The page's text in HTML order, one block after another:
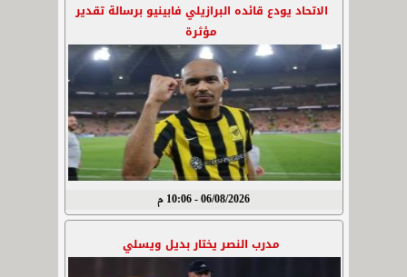
الاتحاد يودع قائده البرازيلي فابينيو برسالة تقدير
مؤثرة
06/08/2026 - 10:06 م
مدرب النصر يختار بديل ويسلي